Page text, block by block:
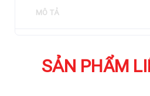
MÔ TẢ
SẢN PHẨM